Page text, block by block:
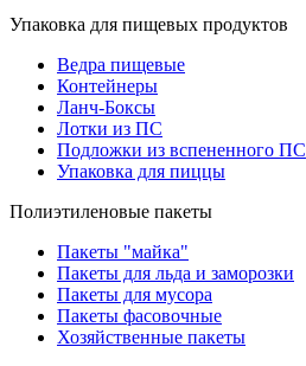
Упаковка для пищевых продуктов
Ведра пищевые
Контейнеры
Ланч-Боксы
Лотки из ПС
Подложки из вспененного ПС
Упаковка для пиццы
Полиэтиленовые пакеты
Пакеты "майка"
Пакеты для льда и заморозки
Пакеты для мусора
Пакеты фасовочные
Хозяйственные пакеты